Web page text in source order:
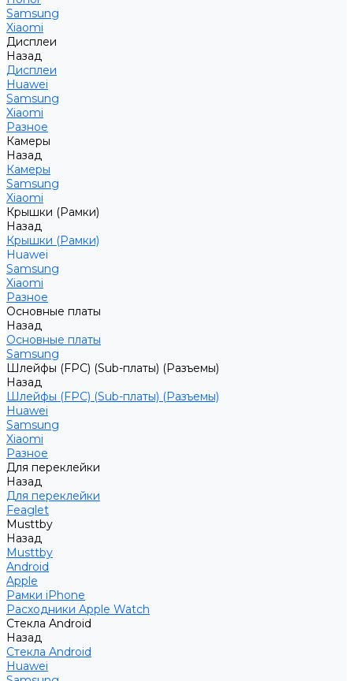
Samsung
Xiaomi
Дисплеи
Назад
Дисплеи
Huawei
Samsung
Xiaomi
Разное
Камеры
Назад
Камеры
Samsung
Xiaomi
Крышки (Рамки)
Назад
Крышки (Рамки)
Huawei
Samsung
Xiaomi
Разное
Основные платы
Назад
Основные платы
Samsung
Шлейфы (FPC) (Sub-платы) (Разъемы)
Назад
Шлейфы (FPC) (Sub-платы) (Разъемы)
Huawei
Samsung
Xiaomi
Разное
Для переклейки
Назад
Для переклейки
Feaglet
Musttby
Назад
Musttby
Android
Apple
Рамки iPhone
Расходники Apple Watch
Стекла Android
Назад
Стекла Android
Huawei